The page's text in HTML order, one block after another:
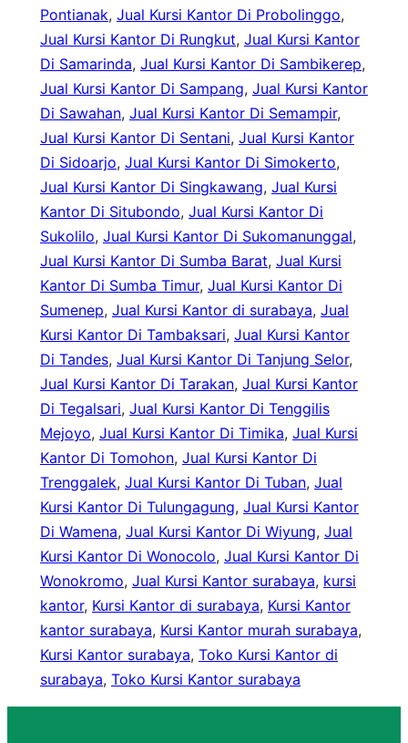
Pontianak, Jual Kursi Kantor Di Probolinggo
Jual Kursi Kantor Di Rungkut, Jual Kursi Kantor
Di Samarinda, Jual Kursi Kantor Di Sambikerep
Jual Kursi Kantor Di Sampang, Jual Kursi Kantor
Di Sawahan, Jual Kursi Kantor Di Semampir
Jual Kursi Kantor Di Sentani, Jual Kursi Kantor
Di Sidoarjo, Jual Kursi Kantor Di Simokerto
Jual Kursi Kantor Di Singkawang, Jual Kursi
Kantor Di Situbondo, Jual Kursi Kantor Di
Sukolilo, Jual Kursi Kantor Di Sukomanunggal
Jual Kursi Kantor Di Sumba Barat, Jual Kursi
Kantor Di Sumba Timur, Jual Kursi Kantor Di
Sumenep, Jual Kursi Kantor di surabaya, Jual
Kursi Kantor Di Tambaksari, Jual Kursi Kantor
Di Tandes, Jual Kursi Kantor Di Tanjung Selor
Jual Kursi Kantor Di Tarakan, Jual Kursi Kantor
Di Tegalsari, Jual Kursi Kantor Di Tenggilis
Mejoyo, Jual Kursi Kantor Di Timika, Jual Kursi
Kantor Di Tomohon, Jual Kursi Kantor Di
Trenggalek, Jual Kursi Kantor Di Tuban, Jual
Kursi Kantor Di Tulungagung, Jual Kursi Kantor
Di Wamena, Jual Kursi Kantor Di Wiyung, Jual
Kursi Kantor Di Wonocolo, Jual Kursi Kantor Di
Wonokromo, Jual Kursi Kantor surabaya, kursi
kantor, Kursi Kantor di surabaya, Kursi Kantor
kantor surabaya, Kursi Kantor murah surabaya
Kursi Kantor surabaya, Toko Kursi Kantor di
surabaya, Toko Kursi Kantor surabaya